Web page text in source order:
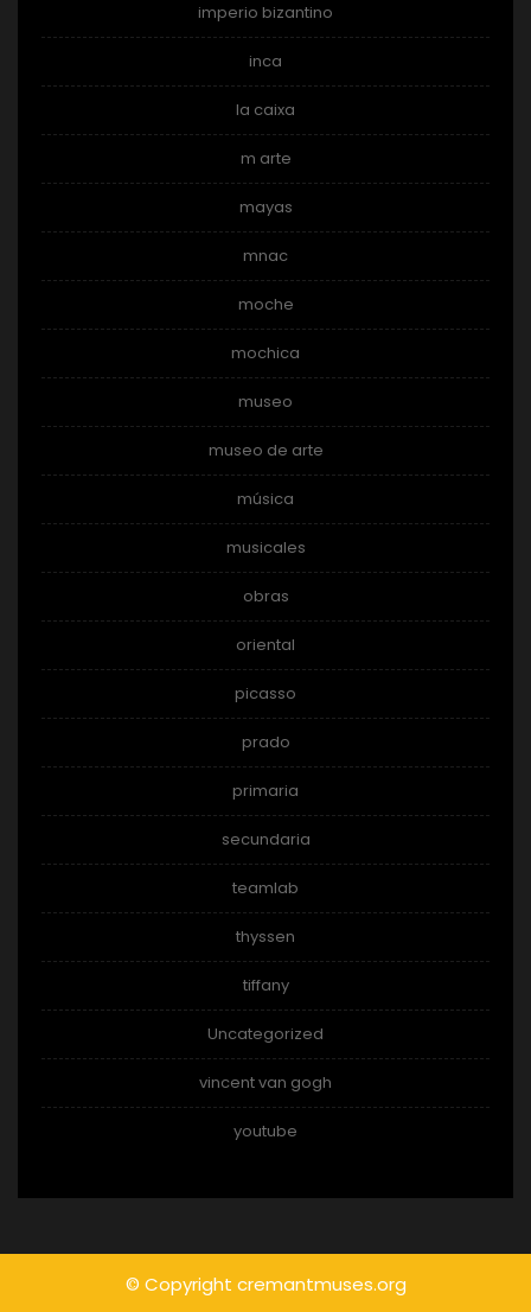
imperio bizantino
inca
la caixa
m arte
mayas
mnac
moche
mochica
museo
museo de arte
música
musicales
obras
oriental
picasso
prado
primaria
secundaria
teamlab
thyssen
tiffany
Uncategorized
vincent van gogh
youtube
© Copyright cremantmuses.org